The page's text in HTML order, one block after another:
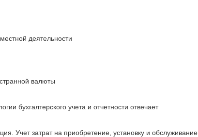
деятельности
валюты
бухгалтерского учета и отчетности отвечает
Учет затрат на приобретение, установку и обслуживание